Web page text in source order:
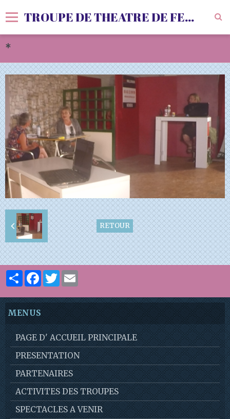
TROUPE DE THEATRE DE FENOLS
Accueil
Livre d'or
Vidéos
Album
Agenda
Sondages
*
RETOUR
PartagerFacebook
Twitter
MENUS
PAGE D' ACCUEIL PRINCIPALE
PRESENTATION
PARTENAIRES
ACTIVITES DES TROUPES
SPECTACLES A VENIR